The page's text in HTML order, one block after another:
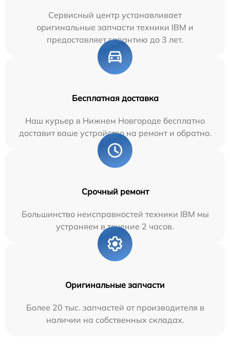
Сервисный центр устанавливает
оригинальные запчасти техники IBM и
предоставляет гарантию до 3 лет.
Бесплатная доставка
Наш курьер в Нижнем Новгороде бесплатно
доставит ваше устройство на ремонт и обратно.
Срочный ремонт
Большинство неисправностей техники IBM мы
устраняем в течение 2 часов.
Оригинальные запчасти
Более 20 тыс. запчастей от производителя в
наличии на собственных складах.